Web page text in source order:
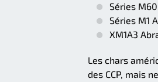
Séries
Séries M1
XM1A3
Les chars
des CCP, mais